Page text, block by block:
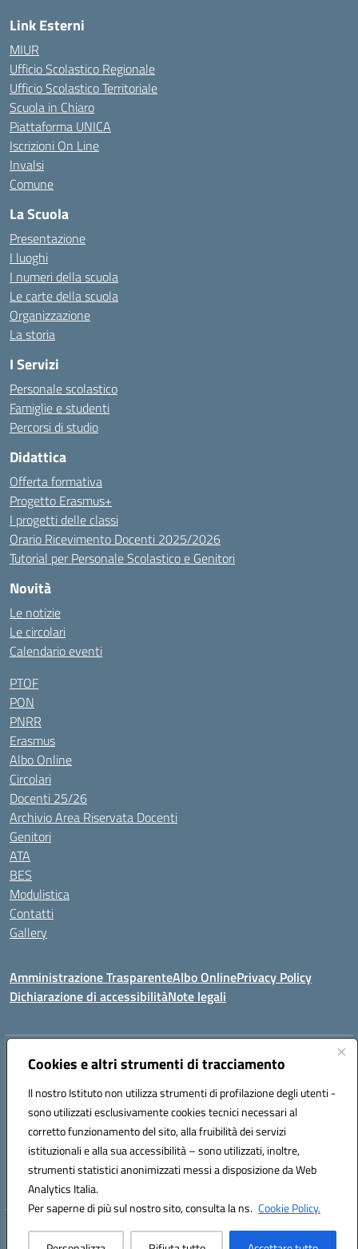
Cookies e altri strumenti di tracciamento
Il nostro Istituto non utilizza strumenti di profilazione degli utenti -
sono utilizzati esclusivamente cookies tecnici necessari al
corretto funzionamento del sito, alla fruibilità dei servizi
istituzionali e alla sua accessibilità – sono utilizzati, inoltre,
strumenti statistici anonimizzati messi a disposizione da Web
Analytics Italia.
Per saperne di più sul nostro sito, consulta la ns. Cookie Policy.
Link Esterni
MIUR
Ufficio Scolastico Regionale
Ufficio Scolastico Territoriale
Scuola in Chiaro
Piattaforma UNICA
Iscrizioni On Line
Invalsi
Comune
La Scuola
Presentazione
I luoghi
I numeri della scuola
Le carte della scuola
Organizzazione
La storia
I Servizi
Personale scolastico
Famiglie e studenti
Percorsi di studio
Didattica
Offerta formativa
Progetto Erasmus+
I progetti delle classi
Orario Ricevimento Docenti 2025/2026
Tutorial per Personale Scolastico e Genitori
Novità
Le notizie
Le circolari
Calendario eventi
PTOF
PON
PNRR
Erasmus
Albo Online
Circolari
Docenti 25/26
Archivio Area Riservata Docenti
Genitori
ATA
BES
Modulistica
Contatti
Gallery
Amministrazione TrasparenteAlbo OnlinePrivacy Policy
Dichiarazione di accessibilitàNote legali
Indirizzo:Via Coniugi Crigna – Cap. 89861 – Tropea (VV)
Posta elettronica certificata (PEC):vvic82200d@pec.istruzione.it
Codice fiscale: 96012410799
Codice meccanografico:VVIC82200D
Codice Indice delle Pubbliche Amministrazioni (IPA): istsc_vvic82200d
Codice unico di fatturazione (CUF): UFUKAE
Hosting & Powered by 3D Solution S.r.l.